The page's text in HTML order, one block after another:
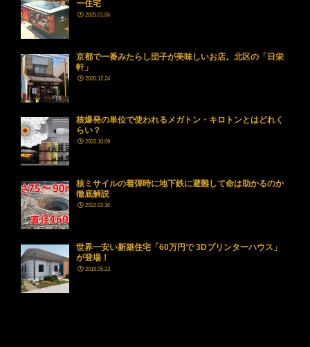
ー住宅
2025.01.06
京都で一番みたらし団子が美味しいお店。北区の「日栄
軒」
2020.12.24
核爆発の単位で使われるメガトン・キロトンとはどれく
らい？
2022.10.09
核ミサイルの着弾時に地下鉄に避難して命は助かるのか
徹底解説
2022.03.30
世界一安い新築住宅「60万円で 3Dプリンターハウス」
が登場！
2019.05.23